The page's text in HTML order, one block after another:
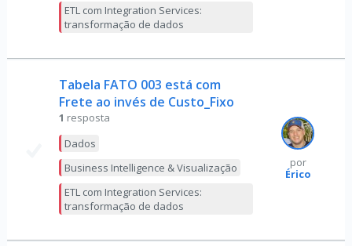
ETL com Integration Services:
transformação de dados
Tabela FATO 003 está com
Frete ao invés de Custo_Fixo
1 resposta
Dados
Business Intelligence & Visualização
ETL com Integration Services:
transformação de dados
por
Érico